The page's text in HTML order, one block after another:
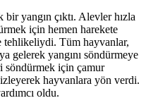
yangın çıktı. Alevler hızla
için hemen harekete
tehlikeliydi. Tüm hayvanlar,
gelerek yangını söndürmeye
söndürmek için çamur
hayvanlara yön verdi.
oldu.